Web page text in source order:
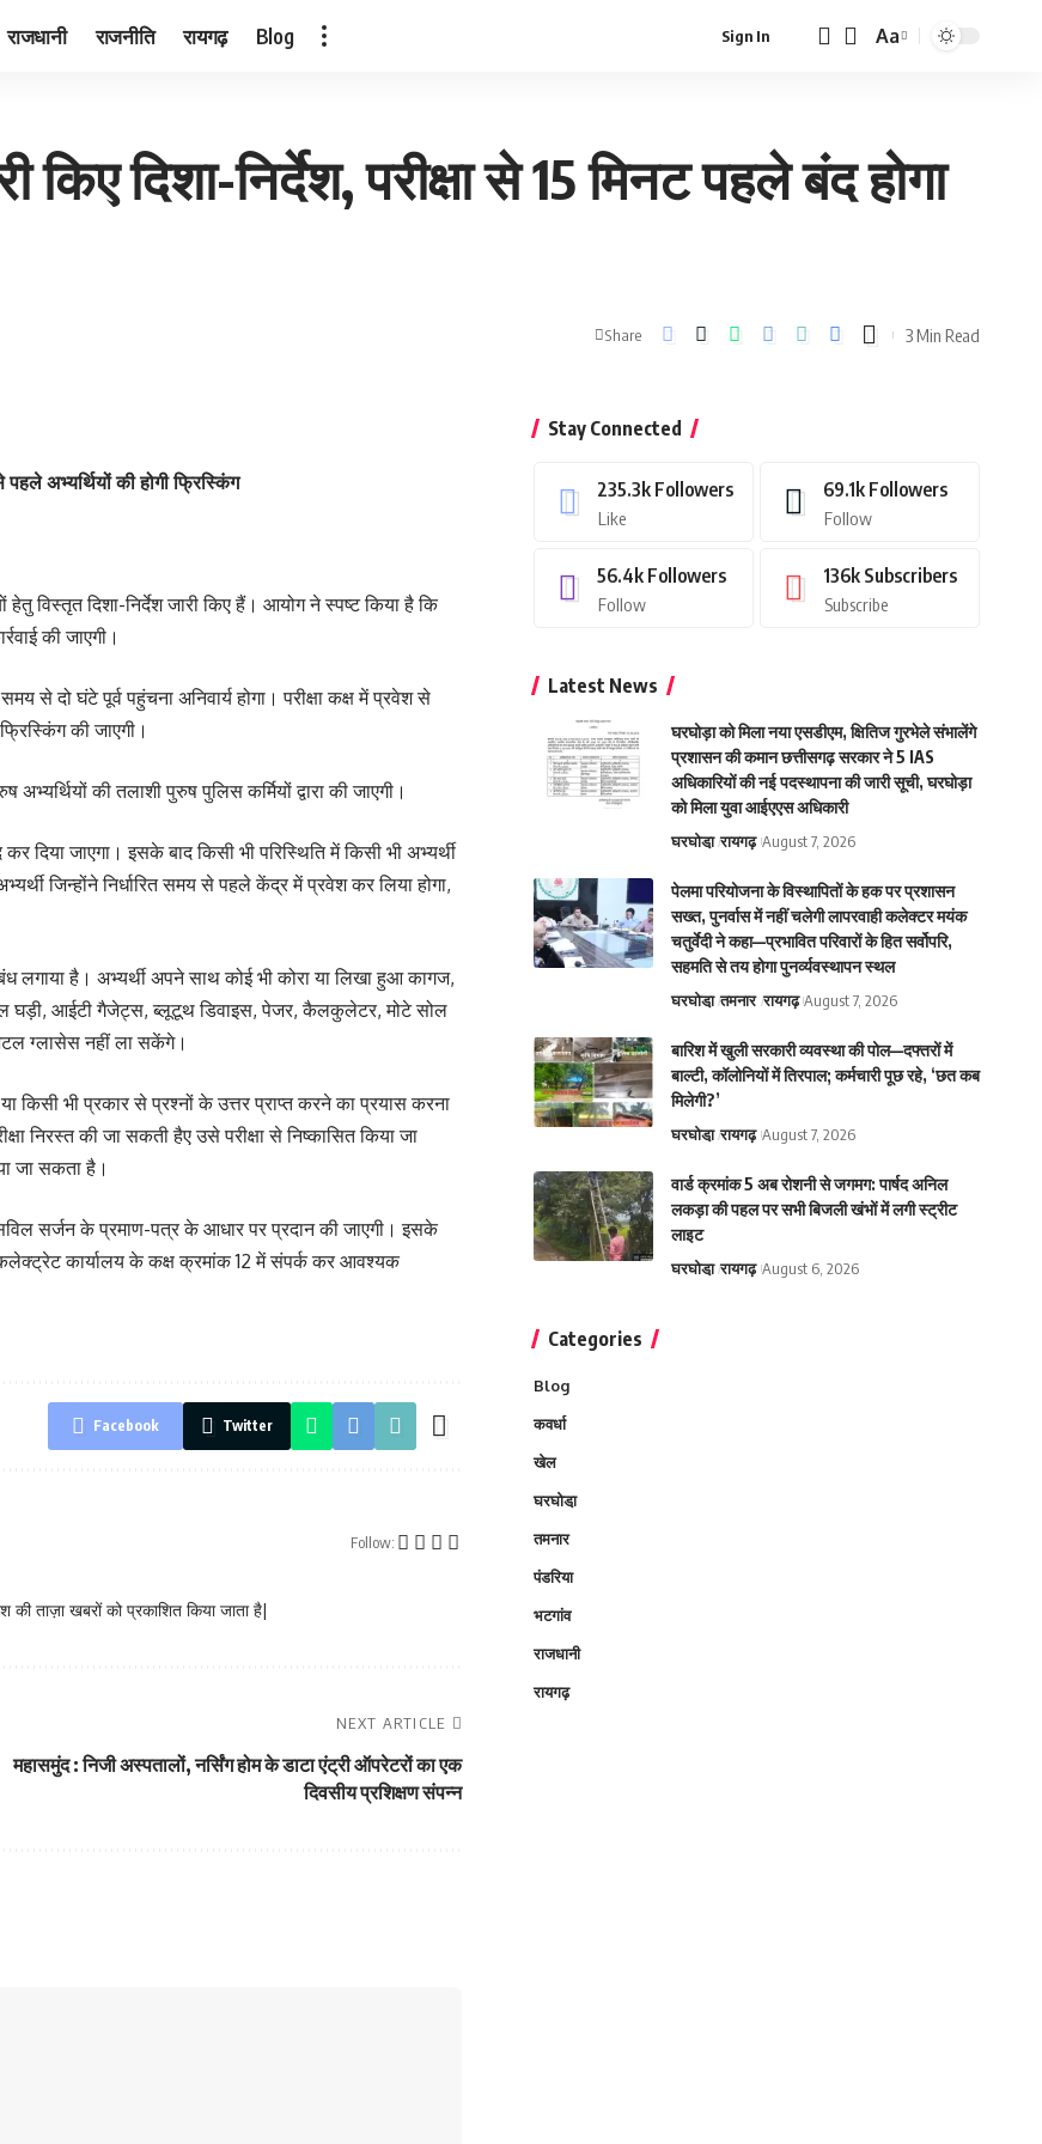
राजधानी राजनीति रायगढ़ Blog Sign In
Font
Aa
किए दिशा-निर्देश, परीक्षा से 15 मिनट पहले बंद होगा
Share 3 Min Read
अभ्यर्थियों की होगी फ्रिस्किंग
हेतु विस्तृत दिशा-निर्देश जारी किए हैं। आयोग ने स्पष्ट किया है कि
की जाएगी।
से दो घंटे पूर्व पहुंचना अनिवार्य होगा। परीक्षा कक्ष में प्रवेश से
की जाएगी।
अभ्यर्थियों की तलाशी पुरुष पुलिस कर्मियों द्वारा की जाएगी।
कर दिया जाएगा। इसके बाद किसी भी परिस्थिति में किसी भी अभ्यर्थी
जिन्होंने निर्धारित समय से पहले केंद्र में प्रवेश कर लिया होगा,
लगाया है। अभ्यर्थी अपने साथ कोई भी कोरा या लिखा हुआ कागज,
घड़ी, आईटी गैजेट्स, ब्लूटूथ डिवाइस, पेजर, कैलकुलेटर, मोटे सोल
ग्लासेस नहीं ला सकेंगे।
किसी भी प्रकार से प्रश्नों के उत्तर प्राप्त करने का प्रयास करना
निरस्त की जा सकती हैए उसे परीक्षा से निष्कासित किया जा
जा सकता है।
सर्जन के प्रमाण-पत्र के आधार पर प्रदान की जाएगी। इसके
कलेक्ट्रेट कार्यालय के कक्ष क्रमांक 12 में संपर्क कर आवश्यक
Facebook Twitter
Follow:
ताज़ा खबरों को प्रकाशित किया जाता है|
NEXT ARTICLE
महासमुंद : निजी अस्पतालों, नर्सिंग होम के डाटा एंट्री ऑपरेटरों का एक
दिवसीय प्रशिक्षण संपन्न
Stay Connected
235.3k Followers
Like
69.1k Followers
Follow
56.4k Followers
Follow
136k Subscribers
Subscribe
Latest News
घरघोड़ा को मिला नया एसडीएम, क्षितिज गुरभेले संभालेंगे
प्रशासन की कमान छत्तीसगढ़ सरकार ने 5 IAS
अधिकारियों की नई पदस्थापना की जारी सूची, घरघोड़ा
को मिला युवा आईएएस अधिकारी
घरघोडा़ रायगढ़ August 7, 2026
पेलमा परियोजना के विस्थापितों के हक पर प्रशासन
सख्त, पुनर्वास में नहीं चलेगी लापरवाही कलेक्टर मयंक
चतुर्वेदी ने कहा—प्रभावित परिवारों के हित सर्वोपरि,
सहमति से तय होगा पुनर्व्यवस्थापन स्थल
घरघोडा़ तमनार रायगढ़ August 7, 2026
बारिश में खुली सरकारी व्यवस्था की पोल—दफ्तरों में
बाल्टी, कॉलोनियों में तिरपाल; कर्मचारी पूछ रहे, ‘छत कब
मिलेगी?’
घरघोडा़ रायगढ़ August 7, 2026
वार्ड क्रमांक 5 अब रोशनी से जगमग: पार्षद अनिल
लकड़ा की पहल पर सभी बिजली खंभों में लगी स्ट्रीट
लाइट
घरघोडा़ रायगढ़ August 6, 2026
Categories
Blog
कवर्धा
खेल
घरघोडा़
तमनार
पंडरिया
भटगांव
राजधानी
रायगढ़